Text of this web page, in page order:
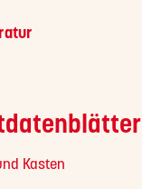
Kasten